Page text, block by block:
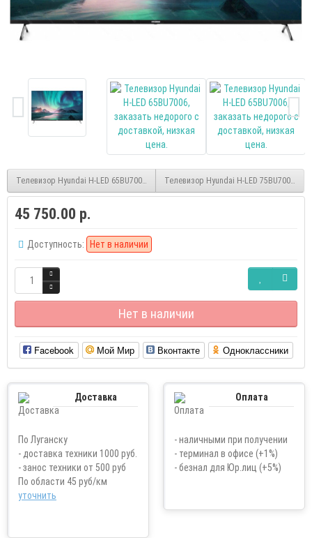
Телевизор Hyundai H-LED 65BU7003 smart UHD безрамочный (Yandex)
Телевизор Hyundai H-LED 75BU7006
45 750.00 р.
Доступность: Нет в наличии
Нет в наличии
Facebook Мой Мир Вконтакте Одноклассники
Доставка
По Луганску
- доставка техники 1000 руб.
- занос техники от 500 руб
По области 45 руб/км
уточнить
Оплата
- наличными при получении
- терминал в офисе (+1%)
- безнал для Юр.лиц (+5%)